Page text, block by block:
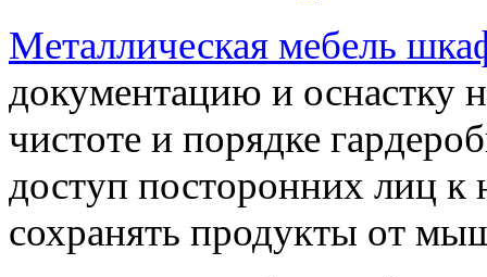
Металлическая мебель
документацию и оснастку
чистоте и порядке
доступ посторонних лиц
сохранять продукты от